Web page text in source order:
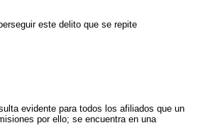
este delito que se repite
evidente para todos los afiliados que un
por ello; se encuentra en una